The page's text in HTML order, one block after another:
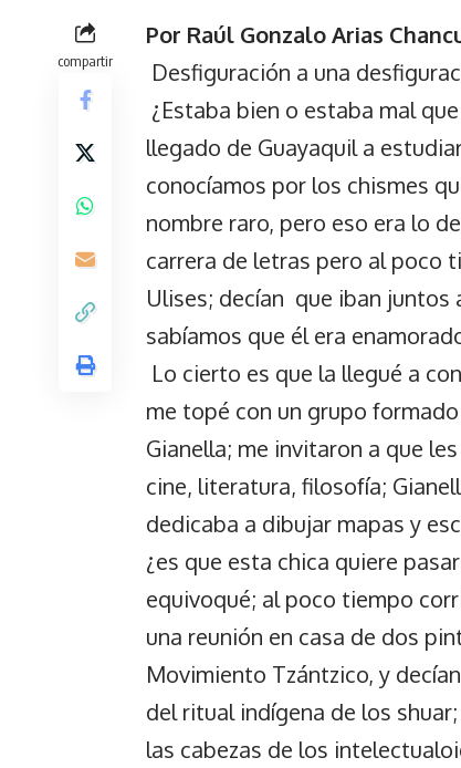
compartir
Por Raúl Gonzalo Arias
Desfiguración a una
¿Estaba bien o estaba mal
llegado de Guayaquil a
conocíamos por los chismes
nombre raro, pero eso era lo
carrera de letras pero al poco
Ulises; decían que iban juntos
sabíamos que él era
Lo cierto es que la llegué a
me topé con un grupo
Gianella; me invitaron a que
cine, literatura, filosofía;
dedicaba a dibujar mapas y
¿es que esta chica quiere
equivoqué; al poco tiempo
una reunión en casa de dos
Movimiento Tzántzico, y
del ritual indígena de los
las cabezas de los